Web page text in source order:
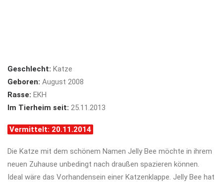
Geschlecht: Katze
Geboren: August 2008
Rasse: EKH
Im Tierheim seit: 25.11.2013
Vermittelt: 20.11.2014
Die Katze mit dem schönem Namen Jelly Bee möchte in ihrem
neuen Zuhause unbedingt nach draußen spazieren können.
Ideal wäre das Vorhandensein einer Katzenklappe. Jelly Bee hat